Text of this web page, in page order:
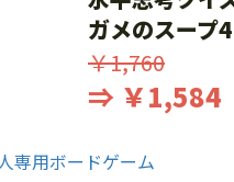
ガメのスープ4
￥1,760
⇒ ￥1,584